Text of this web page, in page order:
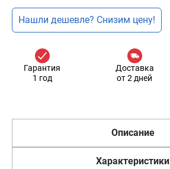
Нашли дешевле? Снизим цену!
Гарантия
1 год
Доставка
от 2 дней
Описание
Характеристики